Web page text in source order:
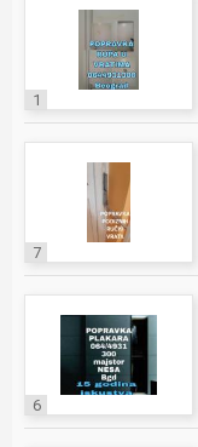
1
7
6